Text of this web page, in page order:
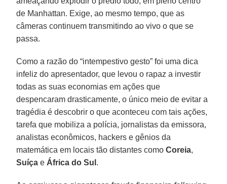
de Manhattan. Exige, ao mesmo tempo, que as
câmeras continuem transmitindo ao vivo o que se
passa.
Como a razão do “intempestivo gesto” foi uma dica
infeliz do apresentador, que levou o rapaz a investir
todas as suas economias em ações que
despencaram drasticamente, o único meio de evitar a
tragédia é descobrir o que aconteceu com tais ações,
tarefa que mobiliza a polícia, jornalistas da emissora,
analistas econômicos, hackers e gênios da
matemática em locais tão distantes comoCoreia,
Suíça e África do Sul .